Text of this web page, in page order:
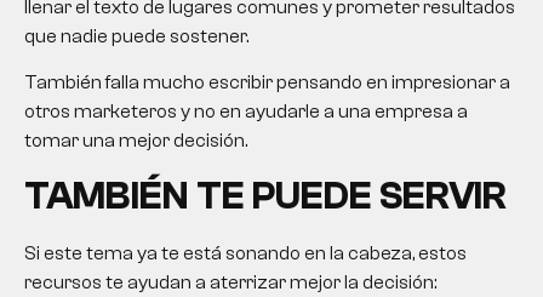
llenar el texto de lugares comunes y prometer resultados
que nadie puede sostener.
También falla mucho escribir pensando en impresionar a
otros marketeros y no en ayudarle a una empresa a
tomar una mejor decisión.
TAMBIÉN TE PUEDE SERVIR
Si este tema ya te está sonando en la cabeza, estos
recursos te ayudan a aterrizar mejor la decisión: